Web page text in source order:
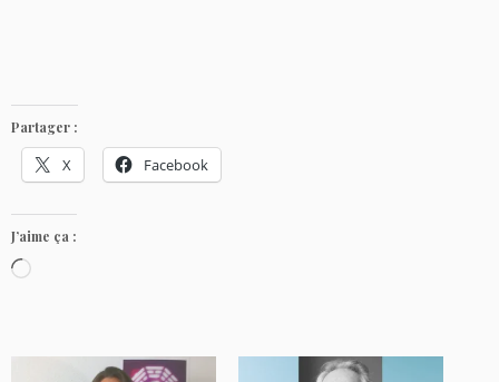
Partager :
X Facebook
J’aime ça :
r